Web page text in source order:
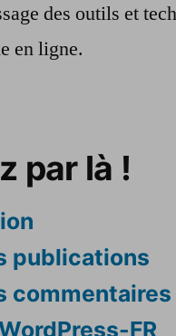
des outils et
en ligne.
par là !
publications
commentaires
FR